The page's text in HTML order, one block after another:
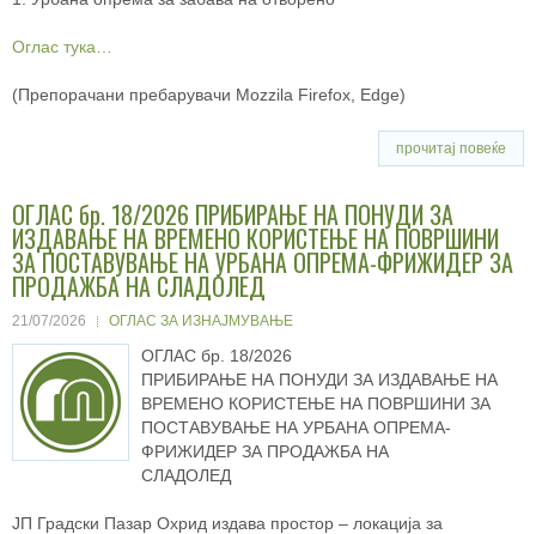
Оглас тука…
(Препорачани пребарувачи Mozzila Firefox, Edge)
прочитај повеќе
ОГЛАС бр. 18/2026 ПРИБИРАЊЕ НА ПОНУДИ ЗА
ИЗДАВАЊЕ НА ВРЕМЕНО КОРИСТЕЊЕ НА ПОВРШИНИ
ЗА ПОСТАВУВАЊЕ НА УРБАНА ОПРЕМА-ФРИЖИДЕР ЗА
ПРОДАЖБА НА СЛАДОЛЕД
21/07/2026 ОГЛАС ЗА ИЗНАЈМУВАЊЕ
ОГЛАС бр. 18/2026
ПРИБИРАЊЕ НА ПОНУДИ ЗА ИЗДАВАЊЕ НА
ВРЕМЕНО КОРИСТЕЊЕ НА ПОВРШИНИ ЗА
ПОСТАВУВАЊЕ НА УРБАНА ОПРЕМА-
ФРИЖИДЕР ЗА ПРОДАЖБА НА
СЛАДОЛЕД
ЈП Градски Пазар Охрид издава простор – локација за